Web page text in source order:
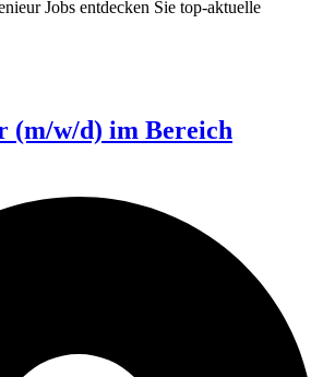
Jobs entdecken Sie top-aktuelle
(m/w/d) im Bereich